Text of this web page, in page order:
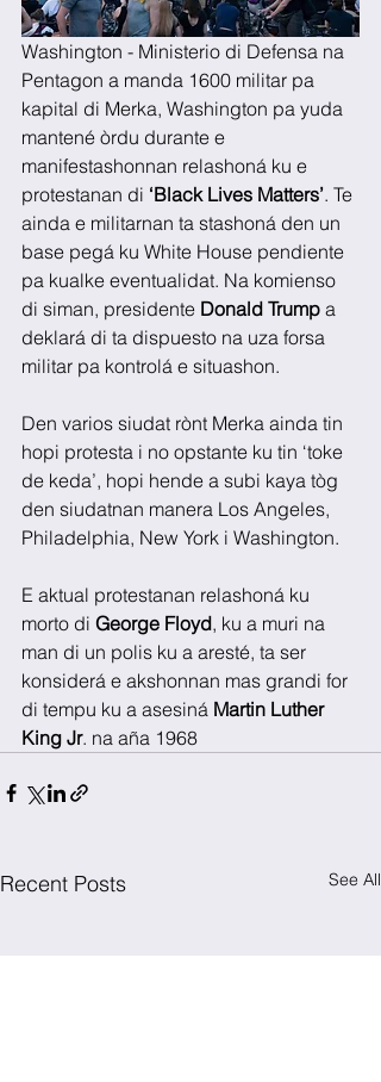
Washington - Ministerio di Defensa na
Pentagon a manda 1600 militar pa
kapital di Merka, Washington pa yuda
mantené òrdu durante e
manifestashonnan relashoná ku e
protestanan di ‘Black Lives Matters’. Te
ainda e militarnan ta stashoná den un
base pegá ku White House pendiente
pa kualke eventualidat. Na komienso
di siman, presidente Donald Trump a
deklará di ta dispuesto na uza forsa
militar pa kontrolá e situashon.
Den varios siudat rònt Merka ainda tin
hopi protesta i no opstante ku tin ‘toke
de keda’, hopi hende a subi kaya tòg
den siudatnan manera Los Angeles,
Philadelphia, New York i Washington.
E aktual protestanan relashoná ku
morto di George Floyd, ku a muri na
man di un polis ku a aresté, ta ser
konsiderá e akshonnan mas grandi for
di tempu ku a asesiná Martin Luther
King Jr. na aña 1968
Recent Posts See All